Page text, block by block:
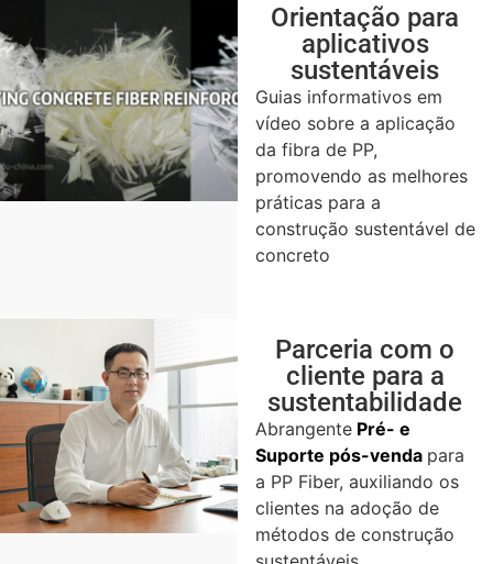
Orientação para
aplicativos
sustentáveis
Guias informativos em
vídeo sobre a aplicação
da fibra de PP,
promovendo as melhores
práticas para a
construção sustentável de
concreto
Parceria com o
cliente para a
sustentabilidade
AbrangentePré- e
Suporte pós-venda para
a PP Fiber, auxiliando os
clientes na adoção de
métodos de construção